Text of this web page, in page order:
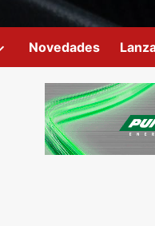
Novedades